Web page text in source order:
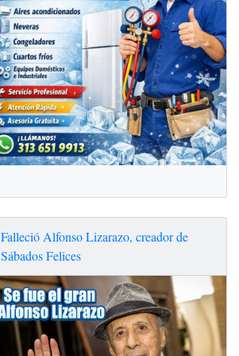
Falleció Alfonso Lizarazo, creador de
Sábados Felices